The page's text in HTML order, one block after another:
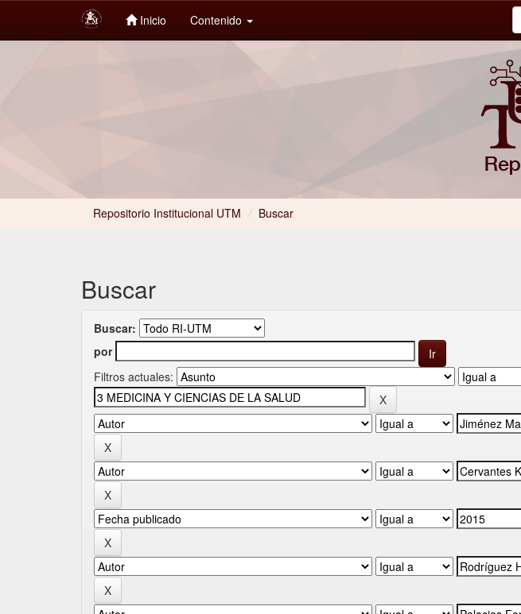
Inicio Contenido
Repositorio Institucional UTM / Buscar
Buscar
Buscar:
por
Filtros actuales: